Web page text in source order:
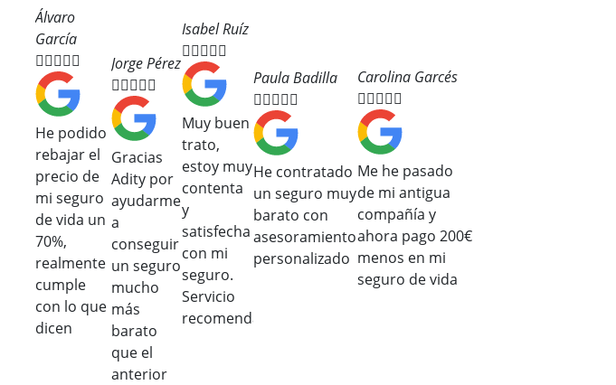
Álvaro
García

He podido
rebajar el
precio de
mi seguro
de vida un
70%,
realmente
cumple
con lo que
dicen
Jorge Pérez

Gracias
Adity por
ayudarme
a
conseguir
un seguro
mucho
más
barato
que el
anterior
Isabel Ruíz

Muy buen
trato,
estoy muy
contenta
y
satisfecha
con mi
seguro.
Servicio
recomendado
Paula Badilla

He contratado
un seguro muy
barato con
asesoramiento
personalizado
Carolina Garcés

Me he pasado
de mi antigua
compañía y
ahora pago 200€
menos en mi
seguro de vida